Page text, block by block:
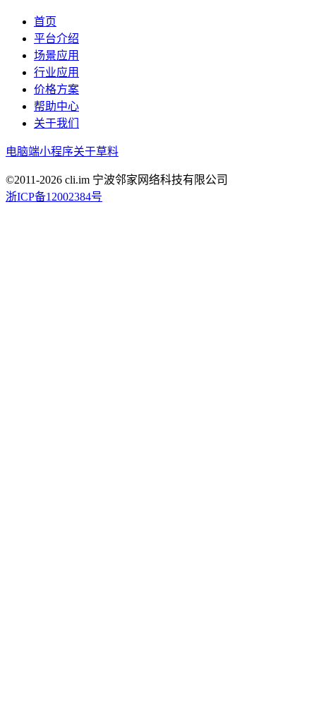
首页
平台介绍
场景应用
行业应用
价格方案
帮助中心
关于我们
电脑端小程序关于草料
©2011-2026 cli.im 宁波邻家网络科技有限公司
浙ICP备12002384号